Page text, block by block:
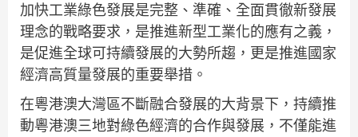
加快工業綠色發展是完整、準確、全面貫徹新發展
理念的戰略要求，是推進新型工業化的應有之義，
是促進全球可持續發展的大勢所趨，更是推進國家
經濟高質量發展的重要舉措。
在粵港澳大灣區不斷融合發展的大背景下，持續推
動粵港澳三地對綠色經濟的合作與發展，不僅能進